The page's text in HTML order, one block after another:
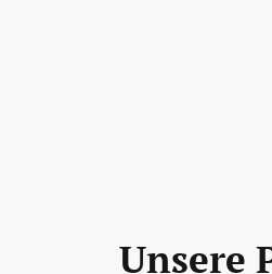
Unsere